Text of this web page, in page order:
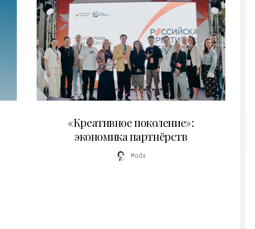
«Креативное поколение»:
экономика партнёрств
Moda